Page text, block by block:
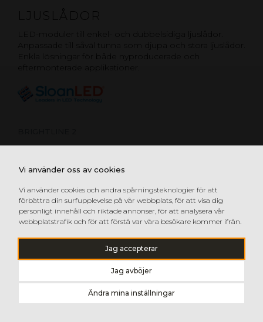
Vi använder oss av cookies
Vi använder cookies och andra spårningsteknologier för att
förbättra din surfupplevelse på vår webbplats, för att visa dig
personligt innehåll och riktade annonser, för att analysera vår
webbplatstrafik och för att förstå var våra besökare kommer ifrån.
Jag accepterar
Jag avböjer
Ändra mina inställningar
LJUSLÅDOR
LED-moduler till enkel- och dubbelsidiga ljuslådor.
Anpassade till såväl tunna som djupa och stora ljuslådor.
Enkla lösningar för både nyproducerade och
eftermonterade applikationer.
POSTERBOX SLIM GEN 2
POSTERBOX 3
SIGNBOX 3